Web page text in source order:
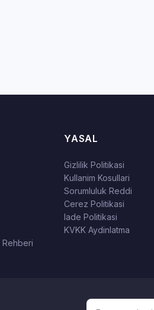
Rehberi
YASAL
Gizlilik Politikasi
Kullanim Kosullari
Sorumluluk Reddi
Cerez Politikasi
Iade Politikasi
KVKK Aydinlatma